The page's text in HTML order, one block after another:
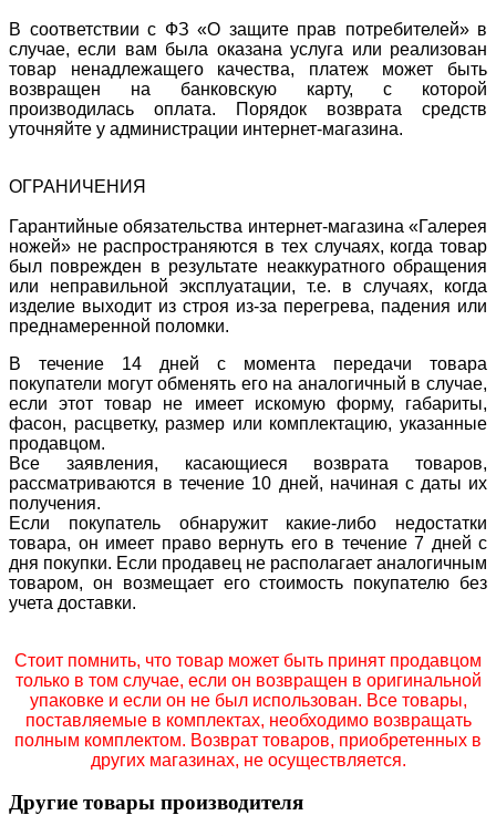
В соответствии с ФЗ «О защите прав потребителей» в
случае, если вам была оказана услуга или реализован
товар ненадлежащего качества, платеж может быть
возвращен на банковскую карту, с которой
производилась оплата. Порядок возврата средств
уточняйте у администрации интернет-магазина.
ОГРАНИЧЕНИЯ
Гарантийные обязательства интернет-магазина «Галерея
ножей» не распространяются в тех случаях, когда товар
был поврежден в результате неаккуратного обращения
или неправильной эксплуатации, т.е. в случаях, когда
изделие выходит из строя из-за перегрева, падения или
преднамеренной поломки.
В течение 14 дней с момента передачи товара
покупатели могут обменять его на аналогичный в случае,
если этот товар не имеет искомую форму, габариты,
фасон, расцветку, размер или комплектацию, указанные
продавцом.
Все заявления, касающиеся возврата товаров,
рассматриваются в течение 10 дней, начиная с даты их
получения.
Если покупатель обнаружит какие-либо недостатки
товара, он имеет право вернуть его в течение 7 дней с
дня покупки. Если продавец не располагает аналогичным
товаром, он возмещает его стоимость покупателю без
учета доставки.
Стоит помнить, что товар может быть принят продавцом
только в том случае, если он возвращен в оригинальной
упаковке и если он не был использован. Все товары,
поставляемые в комплектах, необходимо возвращать
полным комплектом. Возврат товаров, приобретенных в
других магазинах, не осуществляется.
Другие товары производителя